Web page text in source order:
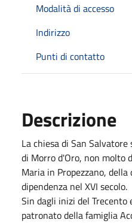
Modalità di accesso
Indirizzo
Punti di contatto
Descrizione
La chiesa di San
di Morro d'Oro, non molto
Maria in Propezzano,
dipendenza nel XVI secolo.
Sin dagli inizi del
patronato della famiglia